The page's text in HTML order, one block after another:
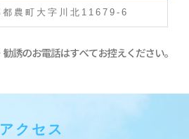
都農町大字川北11679-6
アクセス